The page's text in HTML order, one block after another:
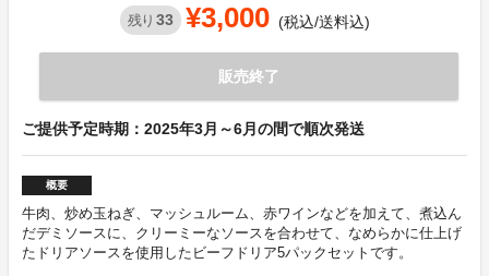
残り 33 ¥3,000 (税込/送料込)
販売終了
ご提供予定時期：2025年3月～6月の間で順次発送
概要
牛肉、炒め玉ねぎ、マッシュルーム、赤ワインなどを加えて、煮込ん
だデミソースに、クリーミーなソースを合わせて、なめらかに仕上げ
たドリアソースを使用したビーフドリア5パックセットです。